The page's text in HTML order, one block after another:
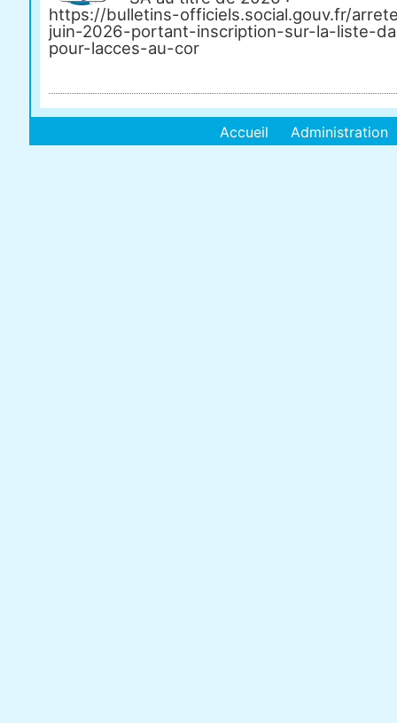
https://bulletins-officiels.social.gouv.fr/
juin-2026-portant-inscription-sur-la-liste-
pour-lacces-au-cor
Accueil Administration